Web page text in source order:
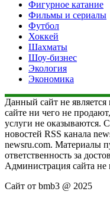
Фигурное катание
Фильмы и сериалы
Футбол
Хоккей
Шахматы
Шоу-бизнес
Экология
Экономика
Данный сайт не
сайте ни чего не
услуги не оказываются.
новостей RSS канала
newsru.com. Материалы
ответственность за
Администрация сайта не
Сайт от bmb3 @ 2025